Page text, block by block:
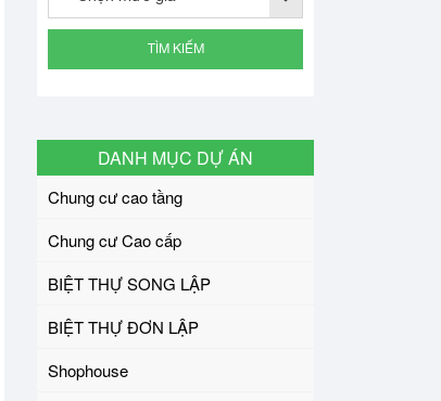
TÌM KIẾM
DANH MỤC DỰ ÁN
Chung cư cao tầng
Chung cư Cao cấp
BIỆT THỰ SONG LẬP
BIỆT THỰ ĐƠN LẬP
Shophouse